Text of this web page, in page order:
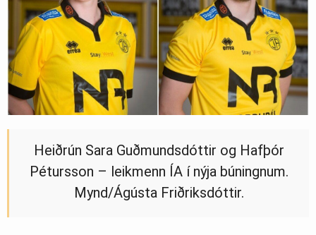
Heiðrún Sara Guðmundsdóttir og Hafþór
Pétursson – leikmenn ÍA í nýja búningnum.
Mynd/Ágústa Friðriksdóttir.